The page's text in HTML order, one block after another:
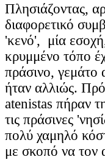
Πλησιάζοντας,
διαφορετικό
'κενό', μία
κρυμμένο τόπο
πράσινο, γεμάτο
ήταν αλλιώς.
atenistas πήραν
τις πράσινες
πολύ χαμηλό
με σκοπό να τον